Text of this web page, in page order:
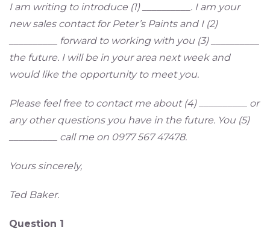
I am writing to introduce (1) __________. I am your
new sales contact for Peter’s Paints and I (2)
__________ forward to working with you (3) __________
the future. I will be in your area next week and
would like the opportunity to meet you.
Please feel free to contact me about (4) __________ or
any other questions you have in the future. You (5)
__________ call me on 0977 567 47478.
Yours sincerely,
Ted Baker.
Question 1